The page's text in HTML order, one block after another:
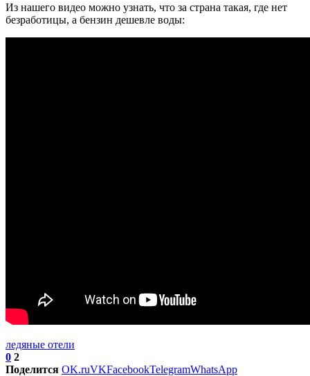
Из нашего видео можно узнать, что за страна такая, где нет
безработицы, а бензин дешевле воды:
ледяные отели
0 2
Поделится OK.ruVKFacebookTelegramWhatsApp